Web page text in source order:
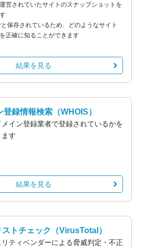
営されていたサイトのスナップショットを
保存されているため、どのようなサイト
正確に知ることができます
結果を見る
登録情報検索 （WHOIS）
イン登録業者で登録されているかを
す
結果を見る
トチェック （VirusTotal）
ティベンダーによる脅威判定・不正